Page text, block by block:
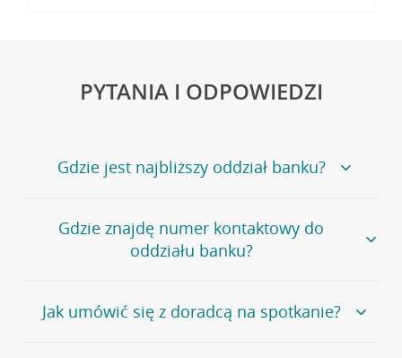
PYTANIA I ODPOWIEDZI
Gdzie jest najbliższy oddział banku?
Jeśli szukasz oddziału naszego banku, zapraszamy na
stronęPlacówki i bankomaty, na której znajduje się
wygodna wyszukiwarka.
oddziałów
Gdzie znajdę numer kontaktowy do
oddziału banku?
Bank Credit Agricole nie udostępnia ogólnego numeru
telefonu do placówki bankowej.
Jak umówić się z doradcą na spotkanie?